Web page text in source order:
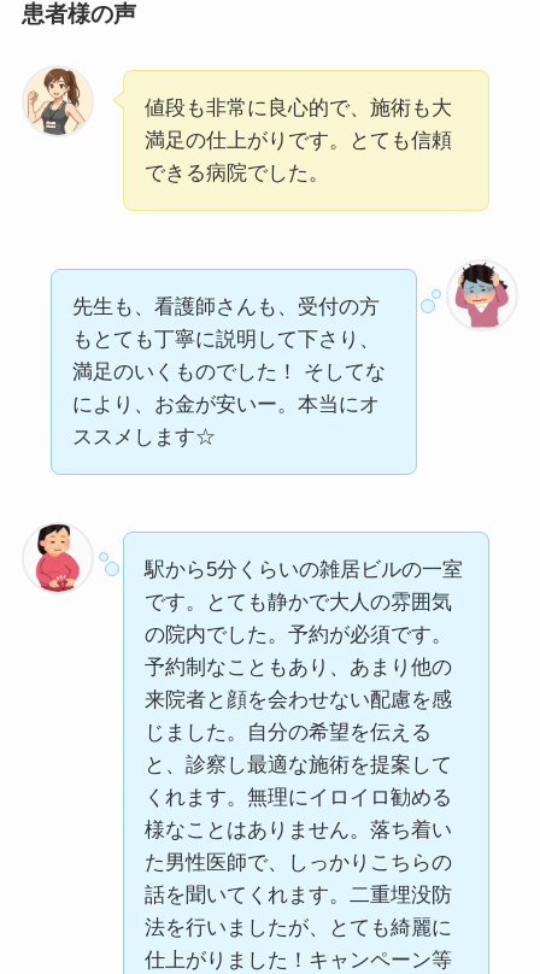
患者様の声
値段も非常に良心的で、施術も大
満足の仕上がりです。とても信頼
できる病院でした。
先生も、看護師さんも、受付の方
もとても丁寧に説明して下さり、
満足のいくものでした！ そしてな
により、お金が安いー。本当にオ
ススメします☆
駅から5分くらいの雑居ビルの一室
です。とても静かで大人の雰囲気
の院内でした。予約が必須です。
予約制なこともあり、あまり他の
来院者と顔を会わせない配慮を感
じました。自分の希望を伝える
と、診察し最適な施術を提案して
くれます。無理にイロイロ勧める
様なことはありません。落ち着い
た男性医師で、しっかりこちらの
話を聞いてくれます。二重埋没防
法を行いましたが、とても綺麗に
仕上がりました！キャンペーン等